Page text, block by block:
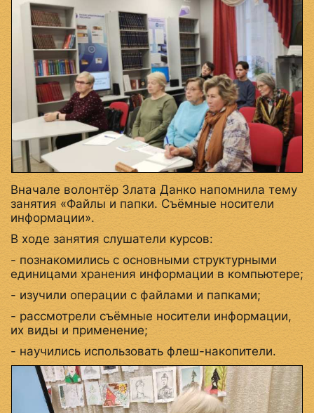
Вначале волонтёр Злата Данко напомнила тему
занятия «Файлы и папки. Съёмные носители
информации».
В ходе занятия слушатели курсов:
- познакомились с основными структурными
единицами хранения информации в компьютере;
- изучили операции с файлами и папками;
- рассмотрели съёмные носители информации,
их виды и применение;
- научились использовать флеш-накопители.